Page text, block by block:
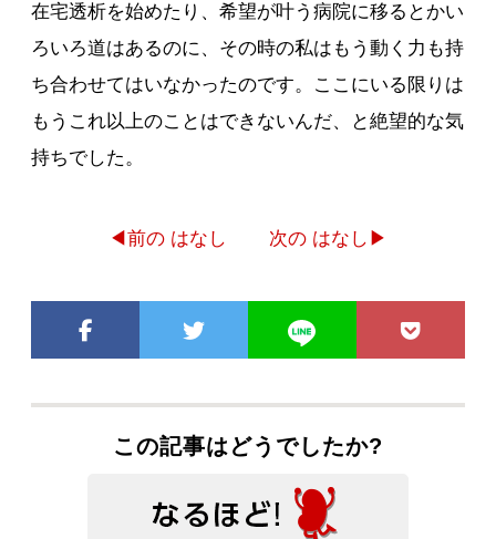
在宅透析を始めたり、希望が叶う病院に移るとかい
ろいろ道はあるのに、その時の私はもう動く力も持
ち合わせてはいなかったのです。ここにいる限りは
もうこれ以上のことはできないんだ、と絶望的な気
持ちでした。
◀前の はなし 次の はなし▶
この記事はどうでしたか?